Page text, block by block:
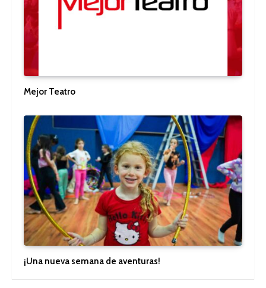
Mejor Teatro
¡Una nueva semana de aventuras!